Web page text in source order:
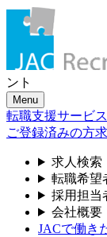
ント
Menu
転職支援サービ
ご登録済みの方
求人検索
転職希望
採用担当
会社概要
JACで働き